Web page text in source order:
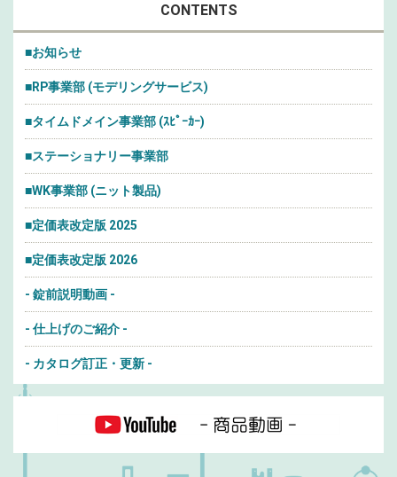
CONTENTS
■お知らせ
■RP事業部 (モデリングサービス)
■タイムドメイン事業部 (ｽﾋﾟｰｶｰ)
■ステーショナリー事業部
■WK事業部 (ニット製品)
■定価表改定版 2025
■定価表改定版 2026
- 錠前説明動画 -
- 仕上げのご紹介 -
- カタログ訂正・更新 -